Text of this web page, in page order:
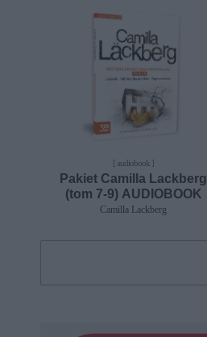
[ audiobook ]
Pakiet Camilla Lackberg
(tom 7-9) AUDIOBOOK
Camilla Lackberg